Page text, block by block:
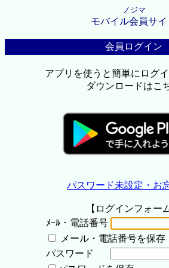
ノジマ
モバイル会員サイ
会員ログイン
アプリを使うと簡単にログ
ダウンロードはこ
パスワード未設定・お
【ログインフォー
ﾒｰﾙ・電話番号
メール・電話番号を保存
パスワード